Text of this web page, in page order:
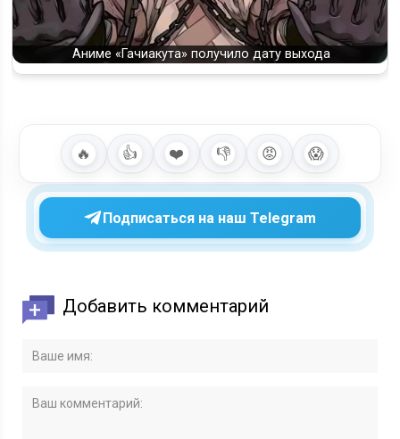
Аниме «Гачиакута» получило дату выхода
🔥 👍 ❤️ 👎 😡 😱
Подписаться на наш Telegram
Добавить комментарий